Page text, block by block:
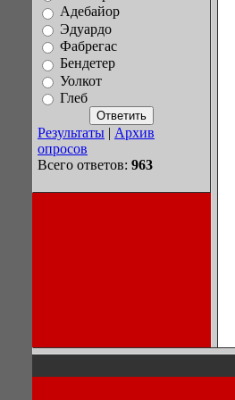
Адебайор
Эдуардо
Фабрегас
Бендетер
Уолкот
Глеб
Результаты | Архив
опросов
Всего ответов: 963